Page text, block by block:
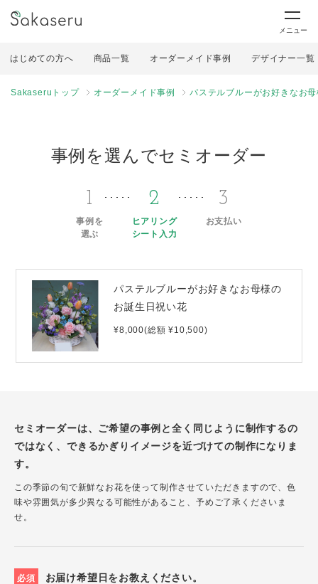
メニュー
はじめての方へ 商品一覧 オーダーメイド事例 デザイナー一覧
Sakaseruトップ オーダーメイド事例 パステルブルーがお好きなお
事例を選んでセミオーダー
1
事例を
選ぶ
2
ヒアリング
シート入力
3
お支払い
パステルブルーがお好きなお母様の
お誕生日祝い花
¥8,000(総額 ¥10,500)
セミオーダーは、ご希望の事例と全く同じように制作するの
ではなく、できるかぎりイメージを近づけての制作になりま
す。
この季節の旬で新鮮なお花を使って制作させていただきますので、色
味や雰囲気が多少異なる可能性があること、予めご了承くださいま
せ。
必須 お届け希望日をお教えください。